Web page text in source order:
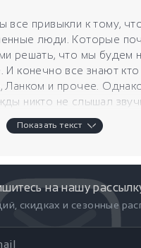
все привыкли к тому,
люди. Которые
решать, что мы будем
конечно все знают кто
Ланком и прочее.
никто не слышал
один бренд. Все
авторы делают акцент
данного
Модельеры
душу и фантазию. Их
воспринимаемой
близкое к
Показать текст
на нашу
скидках и сезонные